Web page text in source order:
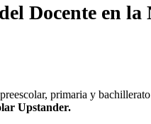
Docente en
primaria y
Upstander.